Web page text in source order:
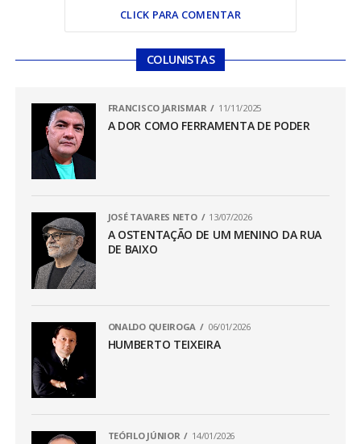
CLICK PARA COMENTAR
COLUNISTAS
FRANCISCO JARISMAR 11/11/2025
A DOR COMO FERRAMENTA DE PODER
JOSÉ TAVARES NETO 13/07/2026
A OSTENTAÇÃO DE UM MENINO DA RUA
DE BAIXO
ONALDO QUEIROGA 06/01/2026
HUMBERTO TEIXEIRA
TEÓFILO JÚNIOR 14/01/2026